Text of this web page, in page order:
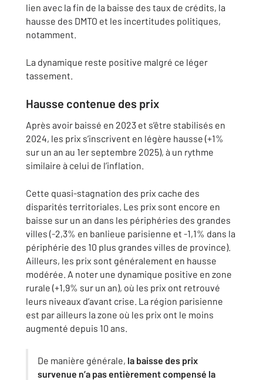
lien avec la fin de la baisse des taux de crédits, la
hausse des DMTO et les incertitudes politiques,
notamment.
La dynamique reste positive malgré ce léger
tassement.
Hausse contenue des prix
Après avoir baissé en 2023 et s’être stabilisés en
2024, les prix s’inscrivent en légère hausse (+1%
sur un an au 1er septembre 2025), à un rythme
similaire à celui de l’inflation.
Cette quasi-stagnation des prix cache des
disparités territoriales. Les prix sont encore en
baisse sur un an dans les périphéries des grandes
villes (-2,3% en banlieue parisienne et -1,1% dans la
périphérie des 10 plus grandes villes de province).
Ailleurs, les prix sont généralement en hausse
modérée. A noter une dynamique positive en zone
rurale (+1,9% sur un an), où les prix ont retrouvé
leurs niveaux d’avant crise. La région parisienne
est par ailleurs la zone où les prix ont le moins
augmenté depuis 10 ans.
De manière générale, la baisse des prix
survenue n’a pas entièrement compensé la